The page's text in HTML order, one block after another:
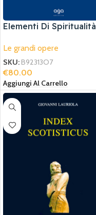
Elementi Di Spiritualità
Le grandi opere
SKU: B92313O7
€80.00
Aggiungi Al Carrello